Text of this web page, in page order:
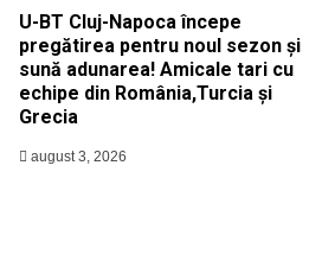
U-BT Cluj-Napoca începe
pregătirea pentru noul sezon și
sună adunarea! Amicale tari cu
echipe din România,Turcia și
Grecia
august 3, 2026